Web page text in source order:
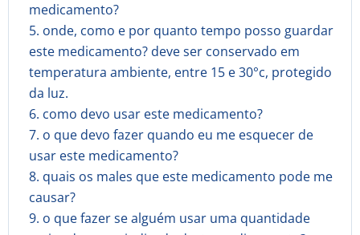
medicamento?
5. onde, como e por quanto tempo posso guardar
este medicamento? deve ser conservado em
temperatura ambiente, entre 15 e 30°c, protegido
da luz.
6. como devo usar este medicamento?
7. o que devo fazer quando eu me esquecer de
usar este medicamento?
8. quais os males que este medicamento pode me
causar?
9. o que fazer se alguém usar uma quantidade